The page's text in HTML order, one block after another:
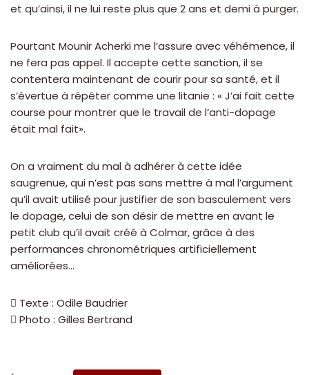
et qu’ainsi, il ne lui reste plus que 2 ans et demi à purger.
Pourtant Mounir Acherki me l’assure avec véhémence, il
ne fera pas appel. Il accepte cette sanction, il se
contentera maintenant de courir pour sa santé, et il
s’évertue à répéter comme une litanie : « J’ai fait cette
course pour montrer que le travail de l’anti-dopage
était mal fait».
On a vraiment du mal à adhérer à cette idée
saugrenue, qui n’est pas sans mettre à mal l’argument
qu’il avait utilisé pour justifier de son basculement vers
le dopage, celui de son désir de mettre en avant le
petit club qu’il avait créé à Colmar, grâce à des
performances chronométriques artificiellement
améliorées…
 Texte : Odile Baudrier
 Photo : Gilles Bertrand